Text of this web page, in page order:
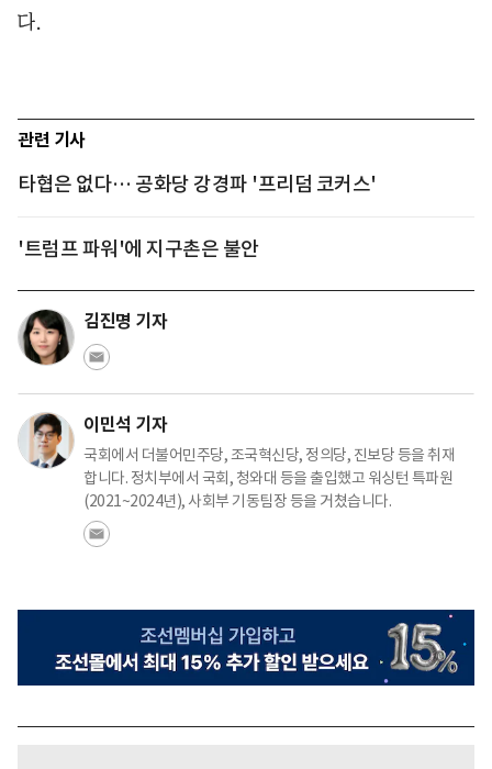
다.
관련 기사
타협은 없다… 공화당 강경파 '프리덤 코커스'
'트럼프 파워'에 지구촌은 불안
김진명 기자
이민석 기자
국회에서 더불어민주당, 조국혁신당, 정의당, 진보당 등을 취재
합니다. 정치부에서 국회, 청와대 등을 출입했고 워싱턴 특파원
(2021~2024년), 사회부 기동팀장 등을 거쳤습니다.